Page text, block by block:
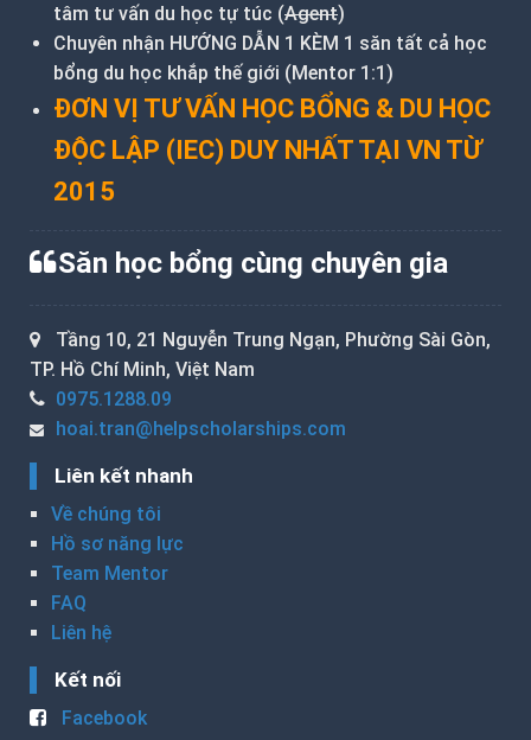
tâm tư vấn du học tự túc (Agent)
Chuyên nhận HƯỚNG DẪN 1 KÈM 1 săn tất cả học
bổng du học khắp thế giới (Mentor 1:1)
ĐƠN VỊ TƯ VẤN HỌC BỔNG & DU HỌC
ĐỘC LẬP (IEC) DUY NHẤT TẠI VN TỪ
2015
Săn học bổng cùng chuyên gia
Tầng 10, 21 Nguyễn Trung Ngạn, Phường Sài Gòn,
TP. Hồ Chí Minh, Việt Nam
0975.1288.09
hoai.tran@helpscholarships.com
Liên kết nhanh
Về chúng tôi
Hồ sơ năng lực
Team Mentor
FAQ
Liên hệ
Kết nối
Facebook